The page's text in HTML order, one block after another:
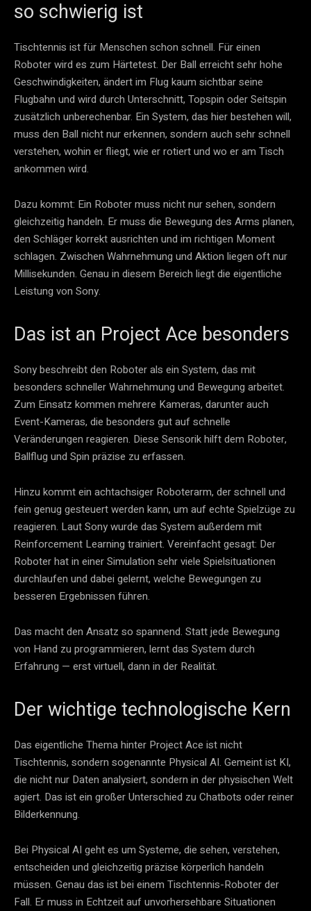
so schwierig ist
Tischtennis ist für Menschen schon schnell. Für einen
Roboter wird es zum Härtetest. Der Ball erreicht sehr hohe
Geschwindigkeiten, ändert im Flug kaum sichtbar seine
Flugbahn und wird durch Unterschnitt, Topspin oder Seitspin
zusätzlich unberechenbar. Ein System, das hier bestehen will,
muss den Ball nicht nur erkennen, sondern auch sehr schnell
verstehen, wohin er fliegt, wie er rotiert und wo er am Tisch
ankommen wird.
Dazu kommt: Ein Roboter muss nicht nur sehen, sondern
gleichzeitig handeln. Er muss die Bewegung des Arms planen,
den Schläger korrekt ausrichten und im richtigen Moment
schlagen. Zwischen Wahrnehmung und Aktion liegen oft nur
Millisekunden. Genau in diesem Bereich liegt die eigentliche
Leistung von Sony.
Das ist an Project Ace besonders
Sony beschreibt den Roboter als ein System, das mit
besonders schneller Wahrnehmung und Bewegung arbeitet.
Zum Einsatz kommen mehrere Kameras, darunter auch
Event-Kameras, die besonders gut auf schnelle
Veränderungen reagieren. Diese Sensorik hilft dem Roboter,
Ballflug und Spin präzise zu erfassen.
Hinzu kommt ein achtachsiger Roboterarm, der schnell und
fein genug gesteuert werden kann, um auf echte Spielzüge zu
reagieren. Laut Sony wurde das System außerdem mit
Reinforcement Learning trainiert. Vereinfacht gesagt: Der
Roboter hat in einer Simulation sehr viele Spielsituationen
durchlaufen und dabei gelernt, welche Bewegungen zu
besseren Ergebnissen führen.
Das macht den Ansatz so spannend. Statt jede Bewegung
von Hand zu programmieren, lernt das System durch
Erfahrung — erst virtuell, dann in der Realität.
Der wichtige technologische Kern
Das eigentliche Thema hinter Project Ace ist nicht
Tischtennis, sondern sogenannte Physical AI. Gemeint ist KI,
die nicht nur Daten analysiert, sondern in der physischen Welt
agiert. Das ist ein großer Unterschied zu Chatbots oder reiner
Bilderkennung.
Bei Physical AI geht es um Systeme, die sehen, verstehen,
entscheiden und gleichzeitig präzise körperlich handeln
müssen. Genau das ist bei einem Tischtennis-Roboter der
Fall. Er muss in Echtzeit auf unvorhersehbare Situationen